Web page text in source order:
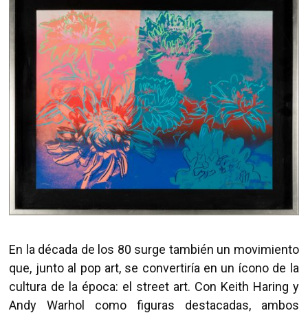
En la década de los 80 surge también un movimiento
que, junto al pop art, se convertiría en un ícono de la
cultura de la época: el street art. Con Keith Haring y
Andy Warhol como figuras destacadas, ambos